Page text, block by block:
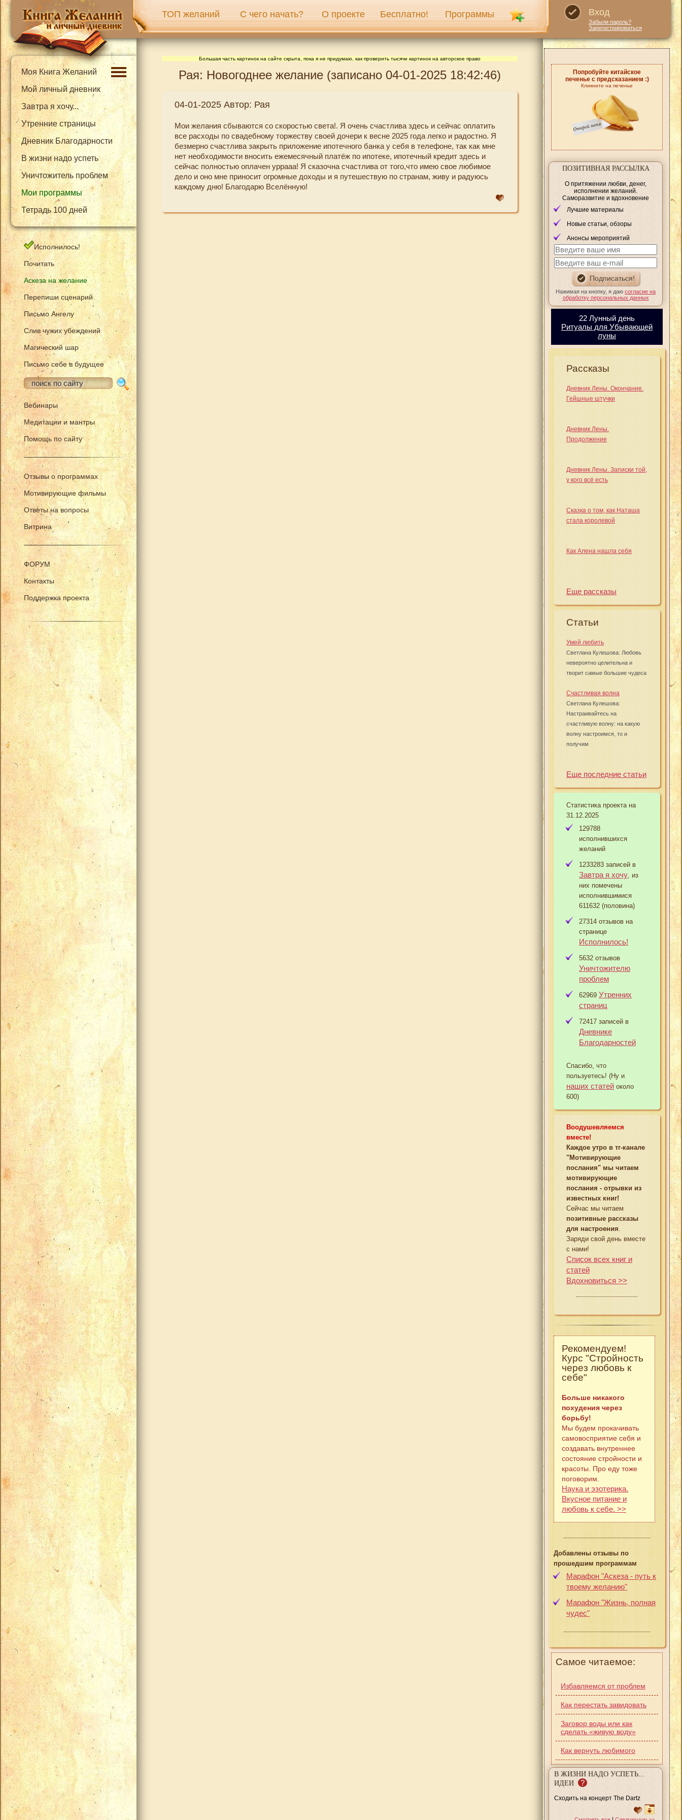
ТОП желаний С чего начать? О проекте Бесплатно! Программы Вход
Забыли пароль?
Зарегистрироваться
Моя Книга Желаний
Мой личный дневник
Завтра я хочу...
Утренние страницы
Дневник Благодарности
В жизни надо успеть
Уничтожитель проблем
Мои программы
Тетрадь 100 дней
Исполнилось!
Почитать
Аскеза на желание
Перепиши сценарий
Письмо Ангелу
Слив чужих убеждений
Магический шар
Письмо себе в будущее
Вебинары
Медитации и мантры
Помощь по сайту
Отзывы о программах
Мотивирующие фильмы
Ответы на вопросы
Витрина
ФОРУМ
Контакты
Поддержка проекта
Большая часть картинок на сайте скрыта, пока я не придумаю, как проверить тысячи картинок на авторское право
Рая: Новогоднее желание (записано 04-01-2025 18:42:46)
04-01-2025 Автор: Рая
Мои желания сбываются со скоростью света!. Я очень счастлива здесь и сейчас оплатить
все расходы по свадебному торжеству своей дочери к весне 2025 года легко и радостно. Я
безмерно счастлива закрыть приложение ипотечного банка у себя в телефоне, так как мне
нет необходимости вносить ежемесячный платёж по ипотеке, ипотечный кредит здесь и
сейчас полностью оплачен уррааа! Я сказочна счастлива от того,что имею свое любимое
дело и оно мне приносит огромные доходы и я путешествую по странам, живу и радуюсь
каждому дню! Благодарю Вселённую!
Попробуйте китайское
печенье с предсказанием :)
Кликните на печенье
ПОЗИТИВНАЯ РАССЫЛКА
О притяжении любви, денег,
исполнении желаний.
Саморазвитие и вдохновение
Лучшие материалы
Новые статьи, обзоры
Анонсы мероприятий
Нажимая на кнопку, я даю согласие на
обработку персональных данных
22 Лунный день
Ритуалы для Убывающей
луны
Рассказы
Дневник Лены. Окончание.
Гейшные штучки
Дневник Лены.
Продолжение
Дневник Лены. Записки той,
у кого всё есть
Сказка о том, как Наташа
стала королевой
Как Алена нашла себя
Еще рассказы
Статьи
Умей любить
Светлана Кулешова: Любовь
невероятно целительна и
творит самые большие чудеса
Счастливая волна
Светлана Кулешова:
Настраивайтесь на
счастливую волну: на какую
волну настроимся, то и
получим
Еще последние статьи
Статистика проекта на
31.12.2025
129788
исполнившихся
желаний
1233283 записей в
Завтра я хочу , из
них помечены
исполнившимися
611632 (половина)
27314 отзывов на
странице
Исполнилось!
5632 отзывов
Уничтожителю
проблем
62969 Утренних
страниц
72417 записей в
Дневнике
Благодарностей
Спасибо, что
пользуетесь! (Ну и
наших статей около
600)
Воодушевляемся
вместе!
Каждое утро в тг-канале
"Мотивирующие
послания" мы читаем
мотивирующие
послания - отрывки из
известных книг!
Сейчас мы читаем
позитивные рассказы
для настроения
Заряди свой день вместе
с нами!
Список всех книг и
статей
Вдохновиться >>
Рекомендуем!
Курс "Стройность
через любовь к
себе"
Больше никакого
похудения через
борьбу!
Мы будем прокачивать
самовосприятие себя и
создавать внутреннее
состояние стройности и
красоты. Про еду тоже
поговорим.
Наука и эзотерика.
Вкусное питание и
любовь к себе. >>
Добавлены отзывы по
прошедшим программам
Марафон "Аскеза - путь к
твоему желанию"
Марафон "Жизнь, полная
чудес"
Самое читаемое:
Избавляемся от проблем
Как перестать завидовать
Заговор воды или как
сделать «живую воду»
Как вернуть любимого
В ЖИЗНИ НАДО УСПЕТЬ...
ИДЕИ
?
Сходить на концерт The Dartz